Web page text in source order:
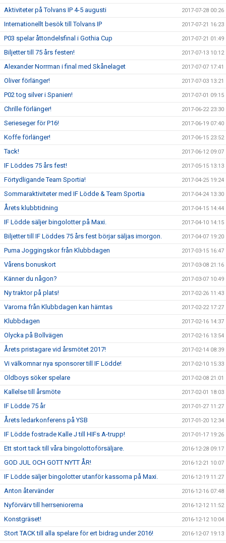
Aktiviteter på Tolvans IP 4-5 augusti 2017-07-28 00:26
Internationellt besök till Tolvans IP 2017-07-21 16:23
P03 spelar åttondelsfinal i Gothia Cup 2017-07-21 01:49
Biljetter till 75 års festen! 2017-07-13 10:12
Alexander Norrman i final med Skånelaget 2017-07-07 17:41
Oliver förlänger! 2017-07-03 13:21
P02 tog silver i Spanien! 2017-07-01 09:15
Chrille förlänger! 2017-06-22 23:30
Serieseger för P16! 2017-06-19 07:40
Koffe förlänger! 2017-06-15 23:52
Tack! 2017-06-12 09:07
IF Löddes 75 års fest! 2017-05-15 13:13
Förtydligande Team Sportia! 2017-04-25 19:24
Sommaraktiviteter med IF Lödde & Team Sportia 2017-04-24 13:30
Årets klubbtidning 2017-04-15 14:44
IF Lödde säljer bingolotter på Maxi. 2017-04-10 14:15
Biljetter till IF Löddes 75 års fest börjar säljas imorgon. 2017-04-07 19:20
Puma Joggingskor från Klubbdagen 2017-03-15 16:47
Vårens bonuskort 2017-03-08 21:16
Känner du någon? 2017-03-07 10:49
Ny traktor på plats! 2017-02-26 11:43
Varorna från Klubbdagen kan hämtas 2017-02-22 17:27
Klubbdagen 2017-02-16 14:37
Olycka på Bollvägen 2017-02-16 13:54
Årets pristagare vid årsmötet 2017! 2017-02-14 08:39
Vi välkomnar nya sponsorer till IF Lödde! 2017-02-10 15:33
Oldboys söker spelare 2017-02-08 21:01
Kallelse till årsmöte 2017-02-01 18:03
IF Lödde 75 år 2017-01-27 11:27
Årets ledarkonferens på YSB 2017-01-20 12:34
IF Lödde fostrade Kalle J till HIFs A-trupp! 2017-01-17 19:26
Ett stort tack till våra bingolottoförsäljare. 2016-12-28 09:17
GOD JUL OCH GOTT NYTT ÅR! 2016-12-21 10:07
IF Lödde säljer bingolotter utanför kassorna på Maxi. 2016-12-19 11:27
Anton återvänder 2016-12-16 07:48
Nyförvärv till herrseniorerna 2016-12-12 11:52
Konstgräset! 2016-12-12 10:04
Stort TACK till alla spelare för ert bidrag under 2016! 2016-12-07 19:13